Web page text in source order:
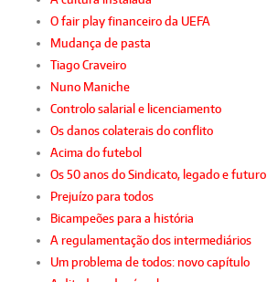
O fair play financeiro da UEFA
Mudança de pasta
Tiago Craveiro
Nuno Maniche
Controlo salarial e licenciamento
Os danos colaterais do conflito
Acima do futebol
Os 50 anos do Sindicato, legado e futuro
Prejuízo para todos
Bicampeões para a história
A regulamentação dos intermediários
Um problema de todos: novo capítulo